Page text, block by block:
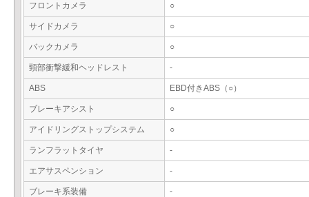
フロントカメラ ○
サイドカメラ ○
バックカメラ ○
頸部衝撃緩和ヘッドレスト -
ABS EBD付きABS（○）
ブレーキアシスト ○
アイドリングストップシステム ○
ランフラットタイヤ -
エアサスペンション -
ブレーキ系装備 -